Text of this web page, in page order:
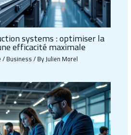
systems : optimiser la
efficacité maximale
/Business/ ByJulien Morel